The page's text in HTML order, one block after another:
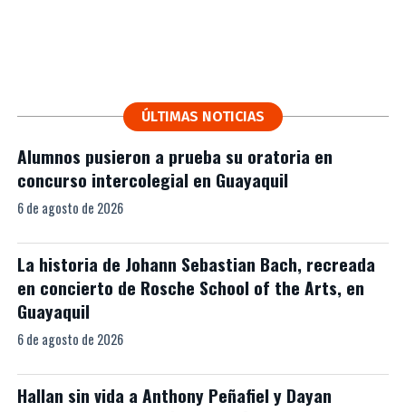
ÚLTIMAS NOTICIAS
Alumnos pusieron a prueba su oratoria en
concurso intercolegial en Guayaquil
6 de agosto de 2026
La historia de Johann Sebastian Bach, recreada
en concierto de Rosche School of the Arts, en
Guayaquil
6 de agosto de 2026
Hallan sin vida a Anthony Peñafiel y Dayan